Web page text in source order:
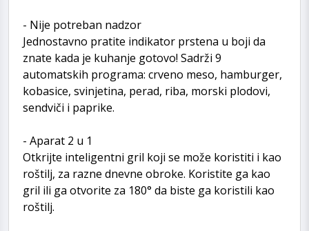
- Nije potreban nadzor
Jednostavno pratite indikator prstena u boji da
znate kada je kuhanje gotovo! Sadrži 9
automatskih programa: crveno meso, hamburger,
kobasice, svinjetina, perad, riba, morski plodovi,
sendviči i paprike.
- Aparat 2 u 1
Otkrijte inteligentni gril koji se može koristiti i kao
roštilj, za razne dnevne obroke. Koristite ga kao
gril ili ga otvorite za 180° da biste ga koristili kao
roštilj.